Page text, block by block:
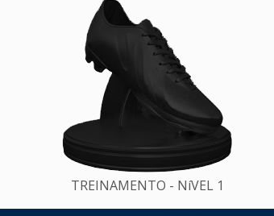
TREINAMENTO - NíVEL 1